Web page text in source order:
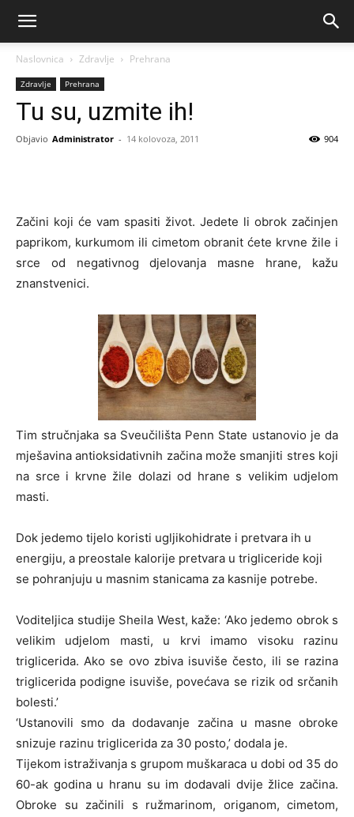
Naslovnica Zdravlje Prehrana
Zdravlje Prehrana
Tu su, uzmite ih!
Objavio Administrator - 14 kolovoza, 2011 904
Začini koji će vam spasiti život. Jedete li obrok začinjen
paprikom, kurkumom ili cimetom obranit ćete krvne žile i
srce od negativnog djelovanja masne hrane, kažu
znanstvenici.
Tim stručnjaka sa Sveučilišta Penn State ustanovio je da
mješavina antioksidativnih začina može smanjiti stres koji
na srce i krvne žile dolazi od hrane s velikim udjelom
masti.
Dok jedemo tijelo koristi ugljikohidrate i pretvara ih u
energiju, a preostale kalorije pretvara u trigliceride koji
se pohranjuju u masnim stanicama za kasnije potrebe.
Voditeljica studije Sheila West, kaže: ‘Ako jedemo obrok s
velikim udjelom masti, u krvi imamo visoku razinu
triglicerida. Ako se ovo zbiva isuviše često, ili se razina
triglicerida podigne isuviše, povećava se rizik od srčanih
bolesti.’
‘Ustanovili smo da dodavanje začina u masne obroke
snizuje razinu triglicerida za 30 posto,’ dodala je.
Tijekom istraživanja s grupom muškaraca u dobi od 35 do
60-ak godina u hranu su im dodavali dvije žlice začina.
Obroke su začinili s ružmarinom, origanom, cimetom,